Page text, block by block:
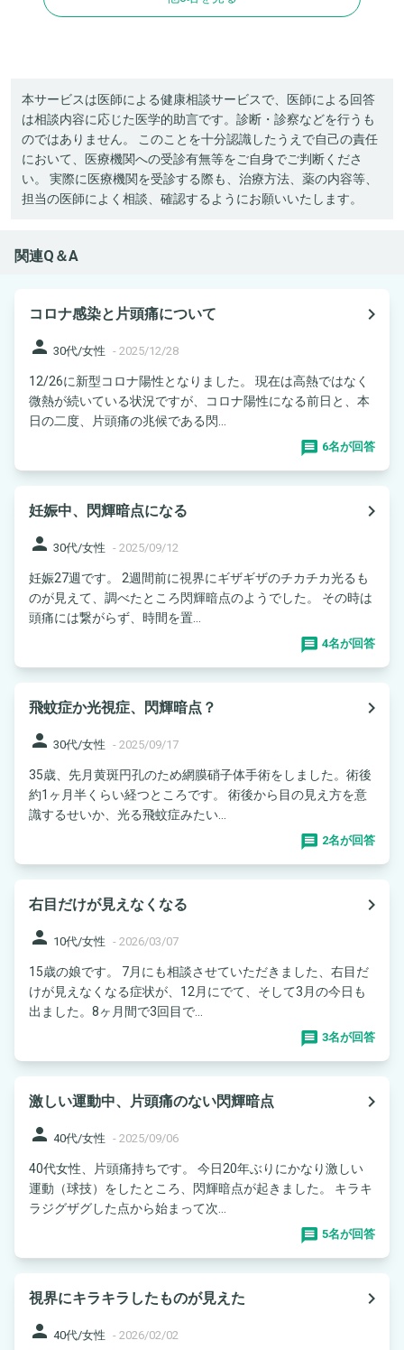
本サービスは医師による健康相談サービスで、医師による回答
は相談内容に応じた医学的助言です。診断・診察などを行うも
のではありません。 このことを十分認識したうえで自己の責任
において、医療機関への受診有無等をご自身でご判断くださ
い。 実際に医療機関を受診する際も、治療方法、薬の内容等、
担当の医師によく相談、確認するようにお願いいたします。
関連Q＆A
コロナ感染と片頭痛について
navigate_next
person 30代/女性 - 2025/12/28
12/26に新型コロナ陽性となりました。 現在は高熱ではなく
微熱が続いている状況ですが、コロナ陽性になる前日と、本
日の二度、片頭痛の兆候である閃...
6名が回答
妊娠中、閃輝暗点になる
navigate_next
person 30代/女性 - 2025/09/12
妊娠27週です。 2週間前に視界にギザギザのチカチカ光るも
のが見えて、調べたところ閃輝暗点のようでした。 その時は
頭痛には繋がらず、時間を置...
4名が回答
飛蚊症か光視症、閃輝暗点？
navigate_next
person 30代/女性 - 2025/09/17
35歳、先月黄斑円孔のため網膜硝子体手術をしました。術後
約1ヶ月半くらい経つところです。 術後から目の見え方を意
識するせいか、光る飛蚊症みたい...
2名が回答
右目だけが見えなくなる
navigate_next
person 10代/女性 - 2026/03/07
15歳の娘です。 7月にも相談させていただきました、右目だ
けが見えなくなる症状が、12月にでて、そして3月の今日も
出ました。8ヶ月間で3回目で...
3名が回答
激しい運動中、片頭痛のない閃輝暗点
navigate_next
person 40代/女性 - 2025/09/06
40代女性、片頭痛持ちです。 今日20年ぶりにかなり激しい
運動（球技）をしたところ、閃輝暗点が起きました。 キラキ
ラジグザグした点から始まって次...
5名が回答
視界にキラキラしたものが見えた
navigate_next
person 40代/女性 - 2026/02/02